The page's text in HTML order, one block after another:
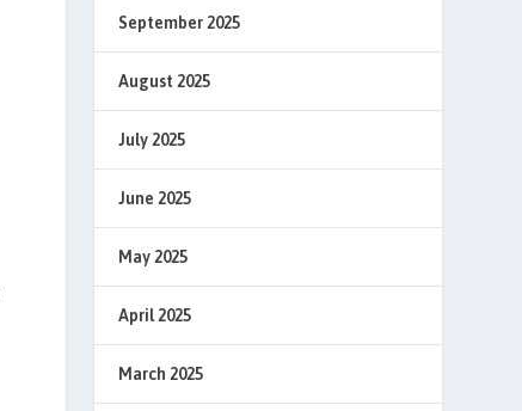
September 2025
August 2025
July 2025
June 2025
May 2025
April 2025
March 2025